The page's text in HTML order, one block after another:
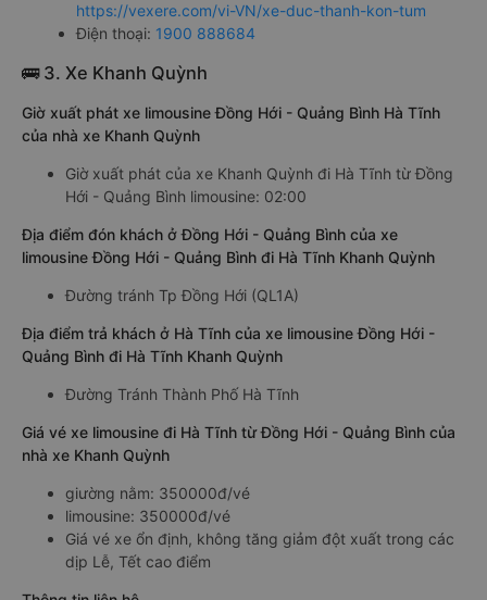
https://vexere.com/vi-VN/xe-duc-thanh-kon-tum
Điện thoại: 1900 888684
🚌 3. Xe Khanh Quỳnh
Giờ xuất phát xe limousine Đồng Hới - Quảng Bình Hà Tĩnh
của nhà xe Khanh Quỳnh
Giờ xuất phát của xe Khanh Quỳnh đi Hà Tĩnh từ Đồng
Hới - Quảng Bình limousine: 02:00
Địa điểm đón khách ở Đồng Hới - Quảng Bình của xe
limousine Đồng Hới - Quảng Bình đi Hà Tĩnh Khanh Quỳnh
Đường tránh Tp Đồng Hới (QL1A)
Địa điểm trả khách ở Hà Tĩnh của xe limousine Đồng Hới -
Quảng Bình đi Hà Tĩnh Khanh Quỳnh
Đường Tránh Thành Phố Hà Tĩnh
Giá vé xe limousine đi Hà Tĩnh từ Đồng Hới - Quảng Bình của
nhà xe Khanh Quỳnh
giường nằm: 350000đ/vé
limousine: 350000đ/vé
Giá vé xe ổn định, không tăng giảm đột xuất trong các
dịp Lễ, Tết cao điểm